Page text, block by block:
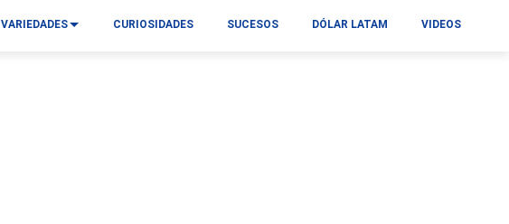
VARIEDADES CURIOSIDADES SUCESOS DÓLAR LATAM VIDEOS